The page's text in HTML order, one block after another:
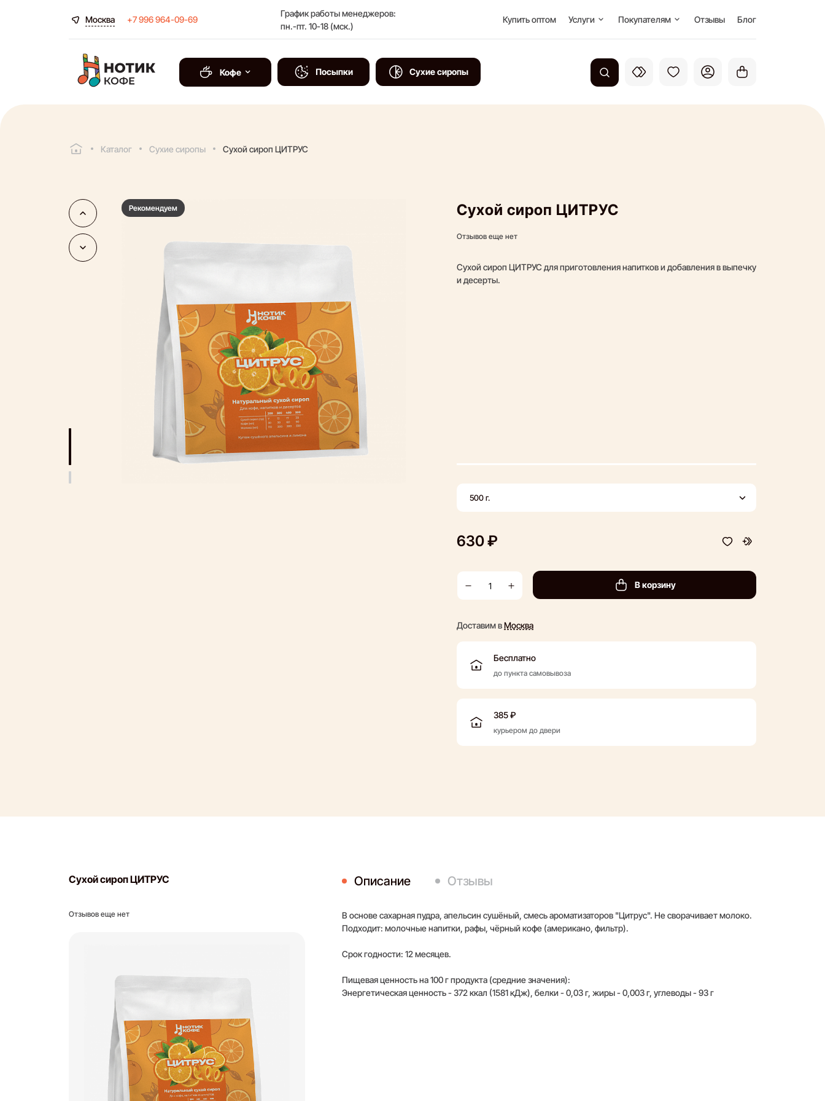
Москва +7 996 964-09-69
График работы менеджеров:
пн.-пт. 10-18 (мск.)
Купить оптом Услуги Покупателям
Наше производство
Отзывы Блог
Кофе Посыпки Сухие сиропы
Каталог Сухие сиропы Сухой сироп ЦИТРУС
Рекомендуем РекомендуемСухой сироп ЦИТРУС
Отзывов еще нет
Сухой сироп ЦИТРУС для приготовления напитков и добавления в выпечку
и десерты.
500 г.
630 ₽
В корзину
Доставим вМосква
Бесплатно
до пункта самовывоза
385 ₽
курьером до двери
Сухой сироп ЦИТРУС
Отзывов еще нет
Описание Отзывы
В основе сахарная пудра, апельсин сушёный, смесь ароматизаторов "Цитрус". Не сворачивает молоко.
Подходит: молочные напитки, рафы, чёрный кофе (американо, фильтр).
Срок годности: 12 месяцев.
Пищевая ценность на 100 г продукта (средние значения):
Энергетическая ценность - 372 ккал (1581 кДж), белки - 0,03 г, жиры - 0,003 г, углеводы - 93 г